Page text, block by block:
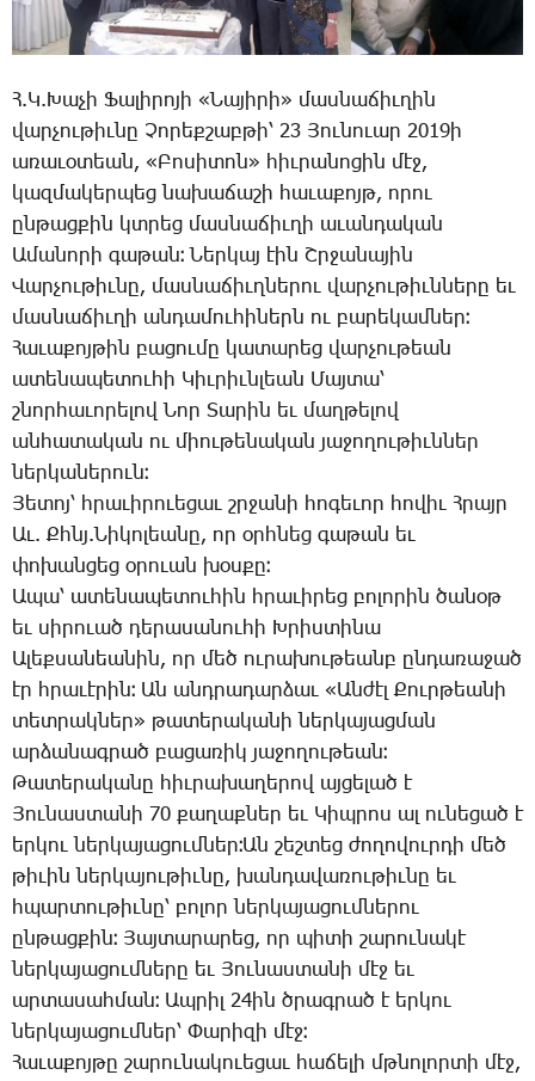
Հ.Կ.­Խա­չի Ֆա­լի­րո­յի «­Նա­յի­րի» մաս­նա­ճիւ­ղին
վար­չու­թիւ­նը Չո­րեք­շաբ­թի՝ 23 Յու­նո­ւար 2019ի
ա­ռա­ւօ­տեան, «­Բո­սի­տոն» հիւ­րա­նո­ցին մէջ,
կազ­մա­կեր­պեց նա­խա­ճա­շի հա­ւա­քոյթ, ո­րու
ըն­թաց­քին կտրեց մաս­նա­ճիւ­ղի ա­ւան­դա­կան
Ա­մա­նո­րի գա­թան։ Ներ­կայ էին Շր­ջա­նա­յին
Վար­չու­թիւ­նը, մաս­նա­ճիւղ­նե­րու վար­չու­թիւն­նե­րը եւ
մաս­նա­ճիւ­ղի ան­դա­մու­հի­ներն ու բա­րե­կամ­ներ։
Հա­ւա­քոյ­թին բա­ցու­մը կա­տա­րեց վար­չու­թեան
ա­տե­նա­պե­տու­հի Կիւ­րիւն­լեան Մայ­տա՝
շնոր­հա­ւո­րե­լով Նոր Տա­րին եւ մաղ­թե­լով
ան­հա­տա­կան ու միու­թե­նա­կան յա­ջո­ղու­թիւն­ներ
ներ­կա­նե­րուն։
Յե­տոյ՝ հրա­ւի­րո­ւե­ցաւ շրջա­նի հո­գե­ւոր հո­վիւ Հ­րայր
Աւ. Քհնյ.­Նի­կո­լեանը, որ օրհ­նեց գա­թան եւ
փո­խան­ցեց օ­րո­ւան խօս­քը։
Ա­պա՝ ա­տե­նա­պե­տու­հին հրա­ւի­րեց բո­լո­րին ծա­նօթ
եւ սի­րո­ւած դե­րա­սա­նու­հի Խ­րիս­տի­նա
Ա­լեք­սա­նեա­նին, որ մեծ ու­րա­խու­թեանբ ըն­դա­ռա­ջած
էր հրա­ւէ­րին։ Ան անդ­րա­դար­ձաւ «Ան­ժէլ Քուր­թեա­նի
տետ­րակ­ներ» թա­տե­րա­կա­նի ներ­կա­յաց­ման
ար­ձա­նագ­րած բա­ցա­ռիկ յա­ջո­ղու­թեան։
Թա­տե­րա­կա­նը հիւ­րա­խա­ղե­րով այ­ցե­լած է
Յու­նաս­տա­նի 70 քա­ղաք­ներ եւ Կիպ­րոս ալ ու­նե­ցած է
եր­կու ներ­կա­յա­ցում­ներ։Ան շեշ­տեց ժո­ղո­վուր­դի մեծ
թի­ւին ներ­կա­յու­թիւ­նը, խան­դա­վա­ռու­թիւ­նը եւ
հպար­տու­թիւ­նը՝ բո­լոր ներ­կա­յա­ցում­նե­րու
ըն­թաց­քին։ Յայ­տա­րա­րեց, որ պի­տի շա­րու­նա­կէ
ներ­կա­յա­ցում­նե­րը եւ Յու­նաս­տա­նի մէջ եւ
ար­տա­սահ­ման։ Ապ­րիլ 24ին ծրագ­րած է եր­կու
ներ­կա­յա­ցում­ներ՝ Փա­րի­զի մէջ։
Հա­ւա­քոյ­թը շա­րու­նա­կո­ւե­ցաւ հա­ճե­լի մթնո­լոր­տի մէջ,